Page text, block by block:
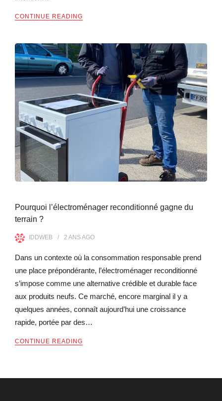
CONTINUE READING
Pourquoi l’électroménager reconditionné gagne du
terrain ?
IDDWEB 2 ANSAGO
Dans un contexte où la consommation responsable prend
une place prépondérante, l’électroménager reconditionné
s’impose comme une alternative crédible et durable face
aux produits neufs. Ce marché, encore marginal il y a
quelques années, connaît aujourd’hui une croissance
rapide, portée par des…
CONTINUE READING